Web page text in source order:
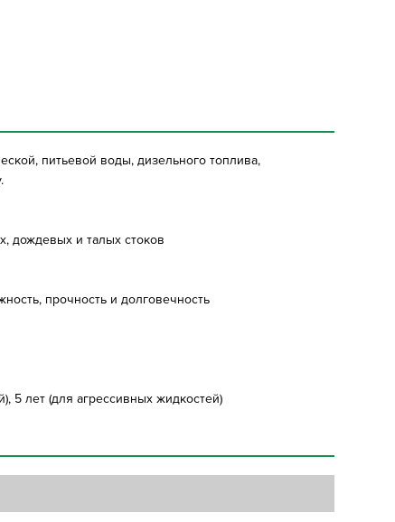
питьевой воды, дизельного топлива,
дождевых и талых стоков
прочность и долговечность
5 лет (для агрессивных жидкостей)